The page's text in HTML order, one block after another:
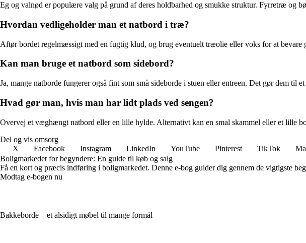
Eg og valnød er populære valg på grund af deres holdbarhed og smukke struktur. Fyrretræ og
Hvordan vedligeholder man et natbord i træ?
Aftør bordet regelmæssigt med en fugtig klud, og brug eventuelt træolie eller voks for at
Kan man bruge et natbord som sidebord?
Ja, mange natborde fungerer også fint som små sideborde i stuen eller entreen. Det gør dem til
Hvad gør man, hvis man har lidt plads ved sengen?
Overvej et væghængt natbord eller en lille hylde. Alternativt kan en smal skammel eller et lille
Del og vis omsorg
X
Facebook Instagram LinkedIn YouTube Pinterest TikTok
Boligmarkedet for begyndere: En guide til køb og salg
Få en kort og præcis indføring i boligmarkedet. Denne e-bog guider dig gennem de vigtigste
Modtag e-bogen nu
Bakkeborde – et alsidigt møbel til mange formål